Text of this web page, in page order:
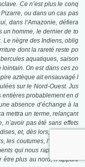
Ce n’est plus le conq
ou dans un cas pas
dans l’Amazonie, défiera
un homme, le dernier de to
Le nègre des Indiens, oblig
dont la rareté reste po
aquatiques, saison
lointain. On est dans ces zo
aztèque ait ensauvagé l
sur le Nord-Ouest. Jus
entières probablement en d
absence d’échange à la
mettra un terme, relançant
n’avoir pas été sans effets
et, dès lors, analysant
coutumes, l’administra
qui nous rappellent les
être plus au nord, n’apparti